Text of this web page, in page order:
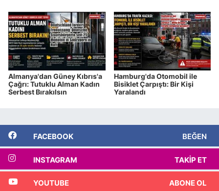
Almanya'dan Güney Kıbrıs'a
Çağrı: Tutuklu Alman Kadın
Serbest Bırakılsın
Hamburg'da Otomobil ile
Bisiklet Çarpıştı: Bir Kişi
Yaralandı
FACEBOOK BEĞEN
INSTAGRAM TAKIP ET
YOUTUBE ABONE OL